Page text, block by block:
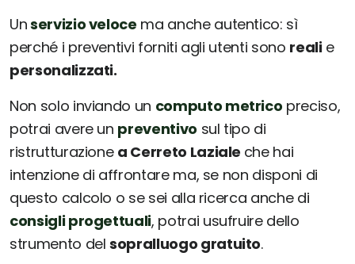
Unservizio veloce ma anche autentico: sì
perché i preventivi forniti agli utenti sono realie
personalizzati.
Non solo inviando un computo metrico preciso,
potrai avere un preventivo sul tipo di
ristrutturazione a Cerreto Laziale che hai
intenzione di affrontare ma, se non disponi di
questo calcolo o se sei alla ricerca anche di
consigli progettuali, potrai usufruire dello
strumento delsopralluogo gratuito.